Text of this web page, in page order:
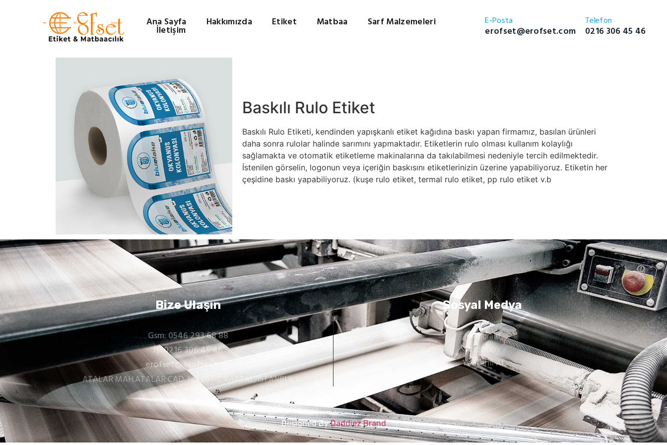
Ana Sayfa Hakkımızda Etiket Matbaa Sarf Malzemeleri
İletişim
E-Posta
erofset@erofset.com
Telefon
0216 306 45 46
Baskılı Rulo Etiket
Baskılı Rulo Etiketi, kendinden yapışkanlı etiket kağıdına baskı yapan firmamız, basılan ürünleri
daha sonra rulolar halinde sarımını yapmaktadır. Etiketlerin rulo olması kullanım kolaylığı
sağlamakta ve otomatik etiketleme makinalarına da takılabilmesi nedeniyle tercih edilmektedir.
İstenilen görselin, logonun veya içeriğin baskısını etiketlerinizin üzerine yapabiliyoruz. Etiketin her
çeşidine baskı yapabiliyoruz. (kuşe rulo etiket, termal rulo etiket, pp rulo etiket v.b
Bize Ulaşın
Gsm: 0546 293 68 88
İş: 0216 306 45 46
erofset@erofset.com
ATALAR MAH.ATALAR CAD. NO:20 / C KARTAL/İSTANBUL
Sosyal Medya
Instagram
Facebook
Yol Tarifi Al
Designed ByDaddiez Brand